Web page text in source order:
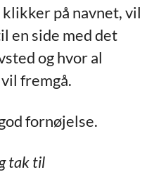
på navnet, vil
en side med det
og hvor al
fremgå.
fornøjelse.
tak til